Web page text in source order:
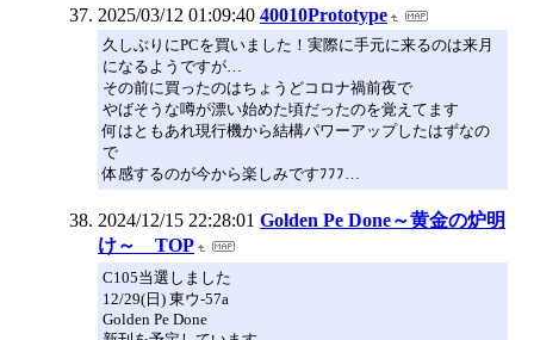
2025/03/12 01:09:40 40010Prototype
久しぶりにPCを買いました！実際に手元に来るのは来月
になるようですが…
その前に買ったのはちょうどコロナ禍前夜で
やばそうな噂が漂い始めた頃だったのを覚えてます
何はともあれ現行機から結構パワーアップしたはずなの
で
体感するのが今から楽しみですﾌﾌﾌ…
2024/12/15 22:28:01 Golden Pe Done～黄金の炉明
け～ TOP
C105当選しました
12/29(日) 東ウ-57a
Golden Pe Done